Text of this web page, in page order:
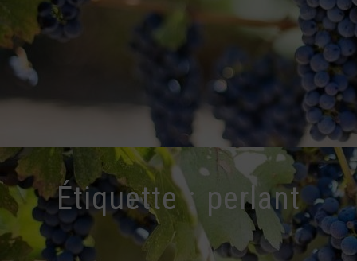
Étiquette : perlant